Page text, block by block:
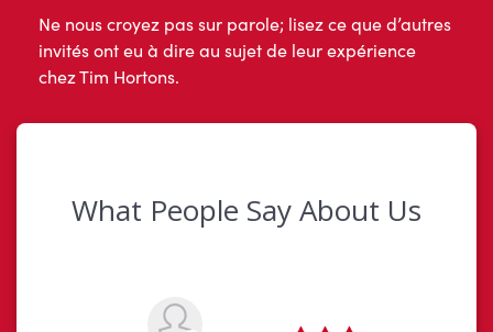
Ne nous croyez pas sur parole; lisez ce que d’autres
invités ont eu à dire au sujet de leur expérience
chez Tim Hortons.